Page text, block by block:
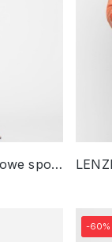
LENZING™ ECOVERO™ Oliwkowe spodnie damskie Anna Wide z geometrycznym wzorem – Voyage Tropical
-60%